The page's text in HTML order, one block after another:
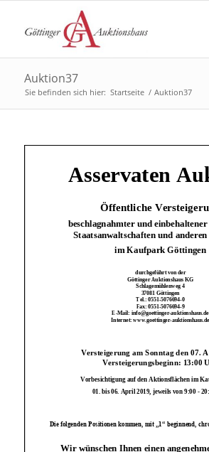
Auktion37
Sie befinden sich hier: Startseite / Auktion37